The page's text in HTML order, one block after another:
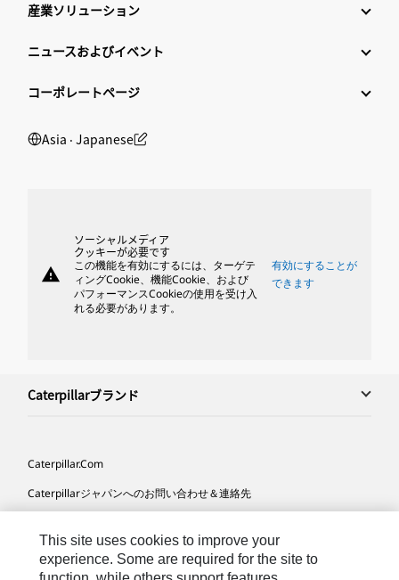
産業ソリューション
ニュースおよびイベント
コーポレートページ
Asia ‧ Japanese
warning
ソーシャルメディア
クッキーが必要です
この機能を有効にするには、ターゲテ
ィングCookie、機能Cookie、および
パフォーマンスCookieの使用を受け入
れる必要があります。
有効にすることが
できます
Caterpillarブランド
Caterpillar.com
Caterpillarジャパンへのお問い合わせ＆連絡先
サイト･マップ
This site uses cookies to improve your
experience. Some are required for the site to